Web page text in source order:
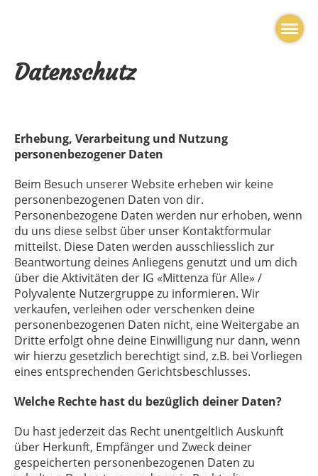
Datenschutz
Erhebung, Verarbeitung und Nutzung
personenbezogener Daten
Beim Besuch unserer Website erheben wir keine
personenbezogenen Daten von dir.
Personenbezogene Daten werden nur erhoben, wenn
du uns diese selbst über unser Kontaktformular
mitteilst. Diese Daten werden ausschliesslich zur
Beantwortung deines Anliegens genutzt und um dich
über die Aktivitäten der IG «Mittenza für Alle» /
Polyvalente Nutzergruppe zu informieren. Wir
verkaufen, verleihen oder verschenken deine
personenbezogenen Daten nicht, eine Weitergabe an
Dritte erfolgt ohne deine Einwilligung nur dann, wenn
wir hierzu gesetzlich berechtigt sind, z.B. bei Vorliegen
eines entsprechenden Gerichtsbeschlusses.
Welche Rechte hast du bezüglich deiner Daten?
Du hast jederzeit das Recht unentgeltlich Auskunft
über Herkunft, Empfänger und Zweck deiner
gespeicherten personenbezogenen Daten zu